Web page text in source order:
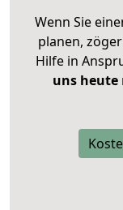
Wenn Sie
planen,
Hilfe in
uns heute